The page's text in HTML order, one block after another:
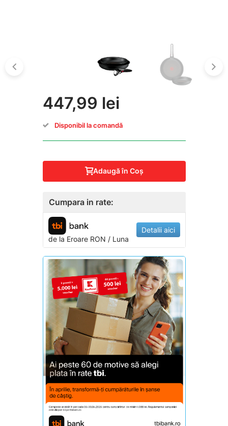
447,99 lei
Disponibil la comandă
Adaugă în Coş
Cumpara in rate:
de la EroareRON / Luna
Detalii aici